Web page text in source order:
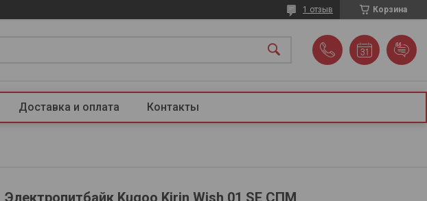
Корзина
1 отзыв
Доставка и оплата Контакты
Электропитбайк Kugoo Kirin Wish 01 SE СПМ